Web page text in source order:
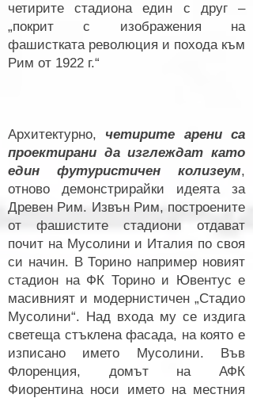
четирите стадиона един с друг –
„покрит с изображения на
фашистката революция и похода към
Рим от 1922 г.“
Архитектурно, четирите арени са
проектирани да изглеждат като
един футуристичен колизеум,
отново демонстрирайки идеята за
Древен Рим. Извън Рим, построените
от фашистите стадиони отдават
почит на Мусолини и Италия по своя
си начин. В Торино например новият
стадион на ФК Торино и Ювентус е
масивният и модернистичен „Стадио
Мусолини“. Над входа му се издига
светеща стъклена фасада, на която е
изписано името Мусолини. Във
Флоренция, домът на АФК
Фиорентина носи името на местния